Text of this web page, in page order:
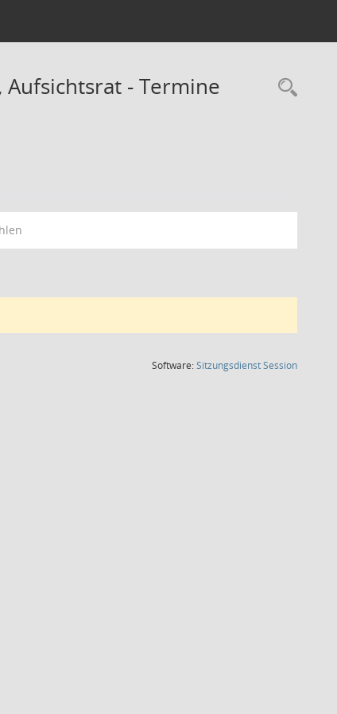
- Termine
Software:SitzungsdienstSession(Wird in